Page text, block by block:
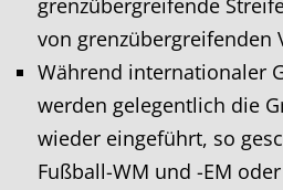
grenzübergreifende
von grenzübergreifenden
Während internationaler
werden gelegentlich die
wieder eingeführt, so
Fußball-WM und -EM